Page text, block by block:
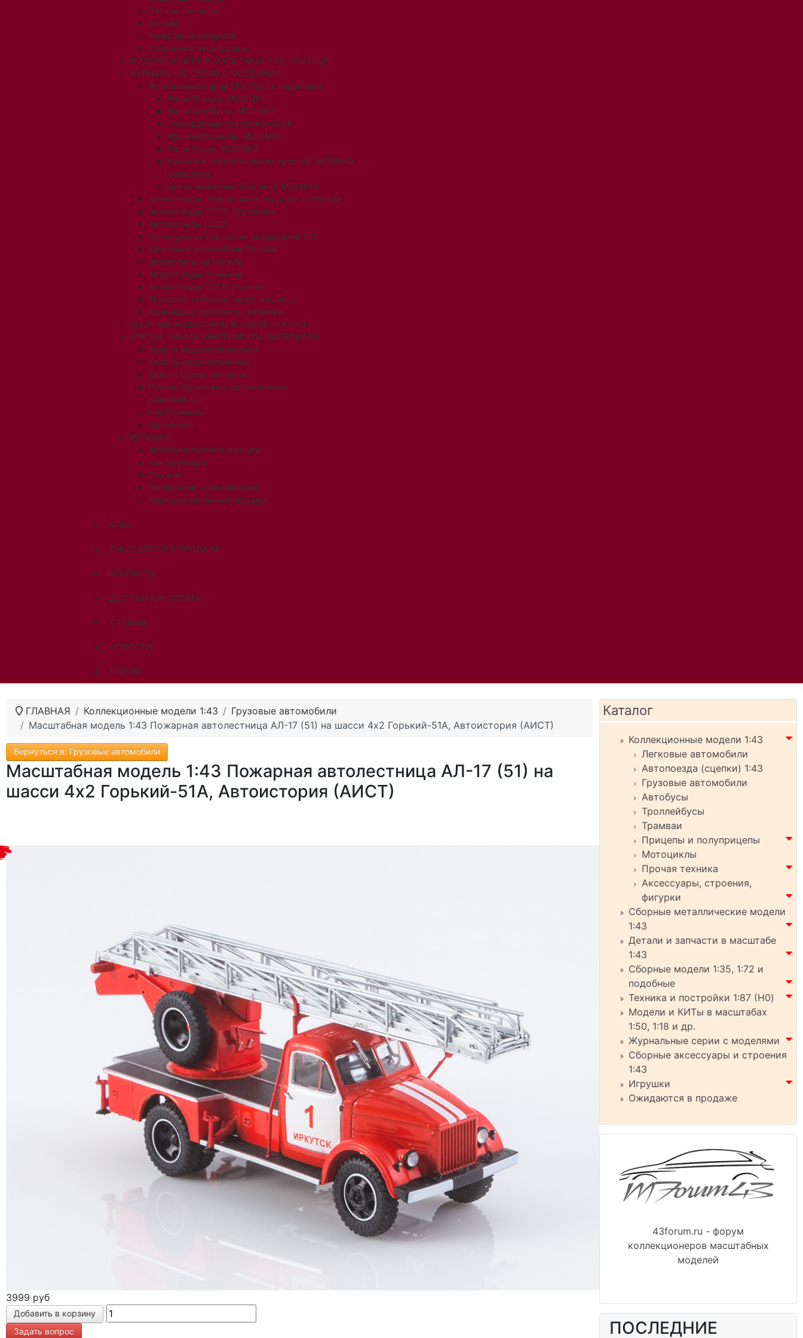
Детали, запчасти
Вагоны
Рельсовый материал
Строения и аксессуары
МОДЕЛИ И КИТЫ В МАСШТАБАХ 1:50, 1:18 И ДР.
ЖУРНАЛЬНЫЕ СЕРИИ С МОДЕЛЯМИ
Журнальные серии MODIMIO с моделями
Наши Поезда. MODIMIO
Наши Автобусы. MODIMIO
Легендарные грузовики СССР
Наши мотоциклы. MODIMIO
Наши Танки. MODIMIO
Кремли и крепости земли русской. MODIMIO
Collections
Дикие животные России от MODIMIO
Автолегенды. Новая эпоха. На дорогах России
Автолегенды СССР. Грузовики
Автолегенды СССР
Легендарные советские автомобили 1:24
Культовые автомобили Польши
Автомобиль на службе
Автолегенды Румынии
Автолегенды СССР. Лучшее
Тракторы (история, люди, машины)
Календари, проспекты, каталоги
СБОРНЫЕ АКСЕССУАРЫ И СТРОЕНИЯ 1:43
КРАСКИ, ХИМИЯ, ИНСТУМЕНТЫ, МАТЕРИАЛЫ
Краска водоразбавляемая
Краска художественная
Краска Супер металлик
Прочее (грунтовки, растворители,
шпаклевки...)
Инструменты
Материалы
ИГРУШКИ
Автотранспортная игрушка
Конструкторы
Оружие
Логические, развивающие
Радиоуправляемые игрушки
КЛЕН
ОЖИДАЮТСЯ В ПРОДАЖЕ
КОНТАКТЫ
ДОСТАВКА И ОПЛАТА
ОТЗЫВЫ
НОВОСТИ
ФОРУМ
ГЛАВНАЯ Коллекционные модели 1:43
Грузовые автомобили
Масштабная модель 1:43 Пожарная автолестница АЛ-17 (51) на шасси 4х2 Горький-51А, Автоистория (АИСТ)
Вернуться в: Грузовые автомобили
Масштабная модель 1:43 Пожарная автолестница АЛ-17 (51) на
шасси 4х2 Горький-51А, Автоистория (АИСТ)
3999 руб
Задать вопрос
Каталог
Коллекционные модели 1:43
Легковые автомобили
Автопоезда (сцепки) 1:43
Грузовые автомобили
Автобусы
Троллейбусы
Трамваи
Прицепы и полуприцепы
Мотоциклы
Прочая техника
Аксессуары, строения,
фигурки
Сборные металлические модели
1:43
Детали и запчасти в масштабе
1:43
Сборные модели 1:35, 1:72 и
подобные
Техника и постройки 1:87 (H0)
Модели и КИТы в масштабах
1:50, 1:18 и др.
Журнальные серии с моделями
Сборные аксессуары и строения
1:43
Игрушки
Ожидаются в продаже
43forum.ru - форум
коллекционеров масштабных
моделей
ПОСЛЕДНИЕ